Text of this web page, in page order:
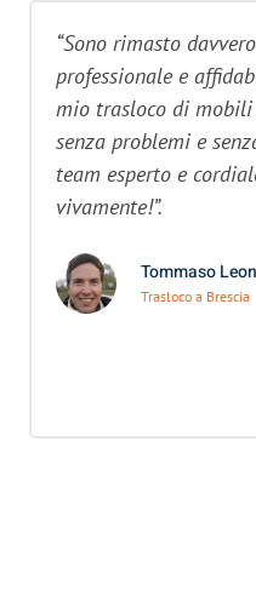
“Sono rimasto
professionale e
mio trasloco di
senza problemi e
team esperto e
vivamente!”.
Tommaso
Trasloco a Brescia